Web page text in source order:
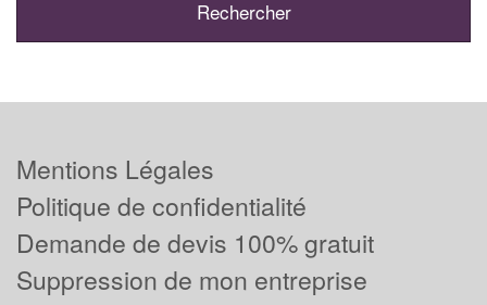
Mentions Légales
Politique de confidentialité
Demande de devis 100% gratuit
Suppression de mon entreprise